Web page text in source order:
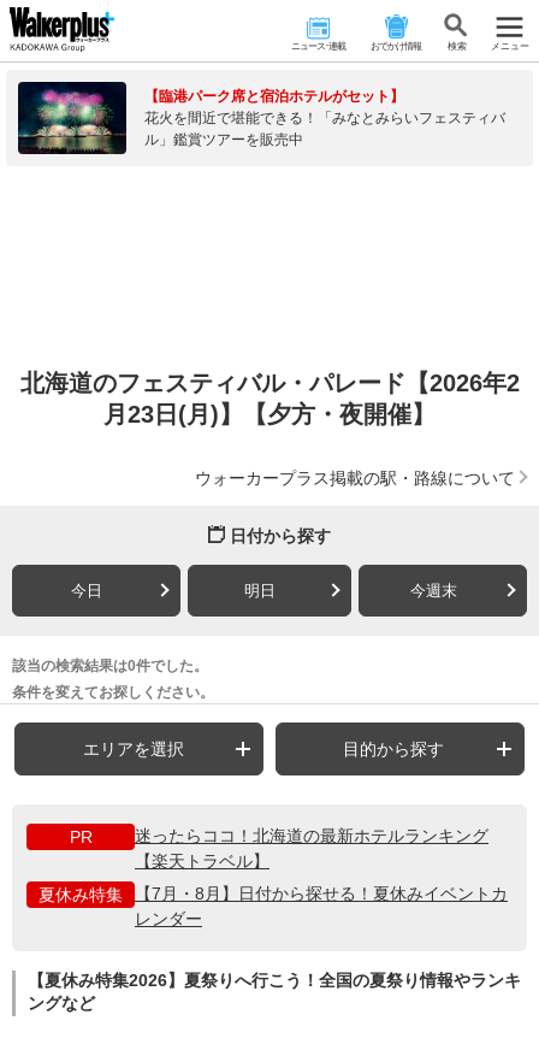
ニュース･連載 おでかけ情報 検 索 メニュー
【臨港パーク席と宿泊ホテルがセット】
花火を間近で堪能できる！「みなとみらいフェスティバ
ル」鑑賞ツアーを販売中
北海道のフェスティバル・パレード【2026年2
月23日(月)】【夕方・夜開催】
ウォーカープラス掲載の駅・路線について
日付から探す
今日 明日 今週末
該当の検索結果は0件でした。
条件を変えてお探しください。
エリアを選択 目的から探す
PR
迷ったらココ！北海道の最新ホテルランキング
【楽天トラベル】
夏休み特集
【7月・8月】日付から探せる！夏休みイベントカ
レンダー
【夏休み特集2026】夏祭りへ行こう！全国の夏祭り情報やランキ
ングなど